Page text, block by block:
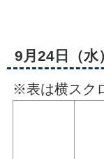
9月24日（水
※表は横スク